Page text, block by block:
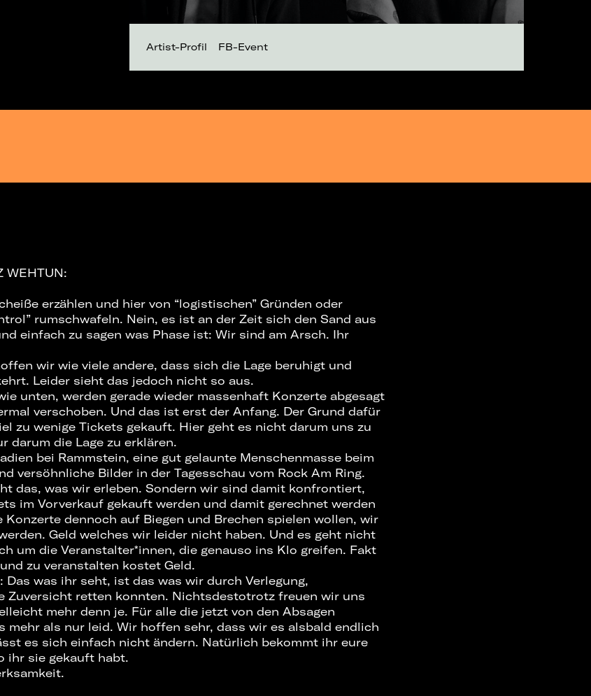
Artist-Profil FB-Event
WEHTUN:
erzählen und hier von “logistischen” Gründen oder
rumschwafeln. Nein, es ist an der Zeit sich den Sand aus
einfach zu sagen was Phase ist: Wir sind am Arsch. Ihr
wir wie viele andere, dass sich die Lage beruhigt und
Leider sieht das jedoch nicht so aus.
unten, werden gerade wieder massenhaft Konzerte abgesagt
verschoben. Und das ist erst der Anfang. Der Grund dafür
zu wenige Tickets gekauft. Hier geht es nicht darum uns zu
darum die Lage zu erklären.
bei Rammstein, eine gut gelaunte Menschenmasse beim
versöhnliche Bilder in der Tagesschau vom Rock Am Ring.
das, was wir erleben. Sondern wir sind damit konfrontiert,
im Vorverkauf gekauft werden und damit gerechnet werden
Konzerte dennoch auf Biegen und Brechen spielen wollen, wir
Geld welches wir leider nicht haben. Und es geht nicht
um die Veranstalter*innen, die genauso ins Klo greifen. Fakt
zu veranstalten kostet Geld.
Das was ihr seht, ist das was wir durch Verlegung,
Zuversicht retten konnten. Nichtsdestotrotz freuen wir uns
mehr denn je. Für alle die jetzt von den Absagen
mehr als nur leid. Wir hoffen sehr, dass wir es alsbald endlich
es sich einfach nicht ändern. Natürlich bekommt ihr eure
ihr sie gekauft habt.